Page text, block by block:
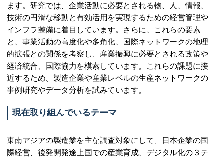
ます。研究では、企業活動に必要とされる物、人、情報、
技術の円滑な移動と有効活用を実現するための経営管理や
インフラ整備に着目しています。さらに、これらの要素
と、事業活動の高度化や多角化、国際ネットワークの地理
的拡張との関係を考察し、産業振興に必要とされる政策や
経済統合、国際協力を模索しています。これらの課題に接
近するため、製造企業や産業レベルの生産ネットワークの
事例研究やデータ分析を試みています。
現在取り組んでいるテーマ
東南アジアの製造業を主な調査対象にして、日本企業の国
際経営、後発開発途上国での産業育成、デジタル化の３テ